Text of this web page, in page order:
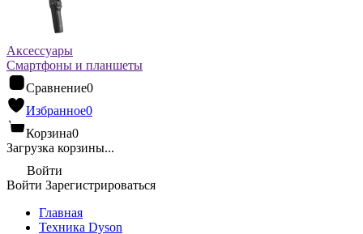
Аксессуары
Смартфоны и планшеты
Сравнение0
Избранное0
Корзина0
Загрузка корзины...
Войти
Войти Зарегистрироваться
Главная
Техника Dyson